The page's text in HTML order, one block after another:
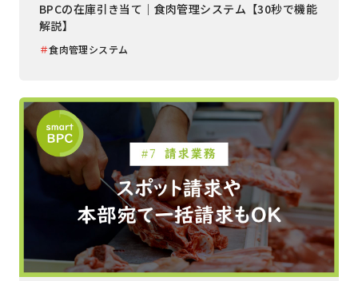
BPCの在庫引き当て｜食肉管理システム【30秒で機能
解説】
＃食肉管理システム